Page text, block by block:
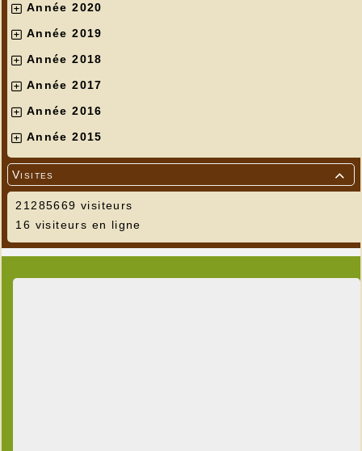
Année 2020
Année 2019
Année 2018
Année 2017
Année 2016
Année 2015

Visites
21285669 visiteurs
16 visiteurs en ligne